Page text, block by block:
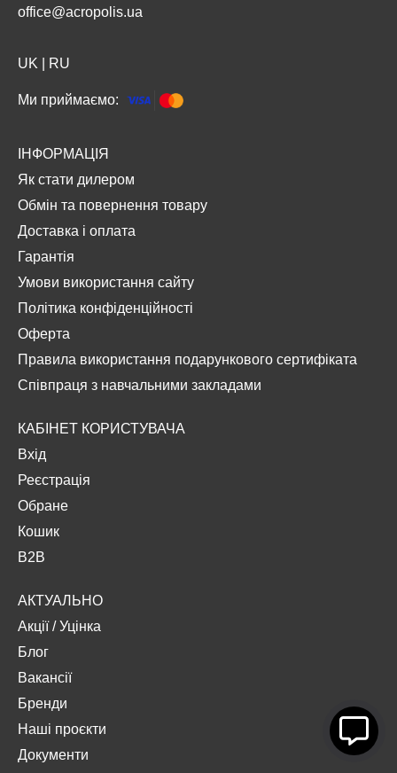
office@acropolis.ua
UK RU
Ми приймаємо:
ІНФОРМАЦІЯ
Як стати дилером
Обмін та повернення товару
Доставка і оплата
Гарантія
Умови використання сайту
Політика конфіденційності
Оферта
Правила використання подарункового сертифіката
Співпраця з навчальними закладами
КАБІНЕТ КОРИСТУВАЧА
Вхід
Реєстрація
Обране
Кошик
B2B
АКТУАЛЬНО
Акції/Уцінка
Блог
Вакансії
Бренди
Наші проєкти
Документи